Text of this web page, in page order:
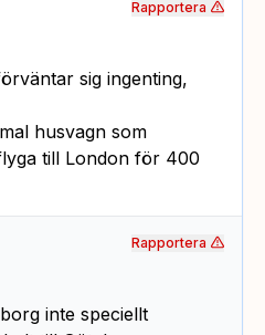
sig ingenting,
husvagn som
till London för 400
Rapportera
inte speciellt
Rapportera